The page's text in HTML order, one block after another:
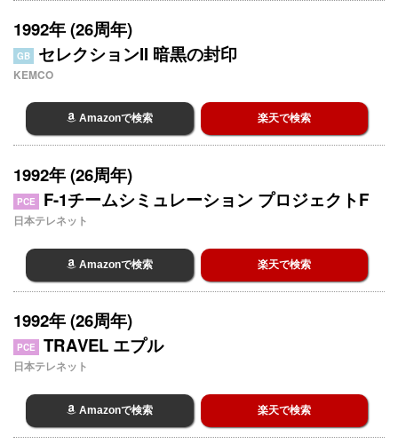
1992年 (26周年)
GB セレクションII 暗黒の封印
KEMCO
Amazonで検索 楽天で検索
1992年 (26周年)
PCE F-1チームシミュレーション プロジェクトF
日本テレネット
Amazonで検索 楽天で検索
1992年 (26周年)
PCE TRAVEL エプル
日本テレネット
Amazonで検索 楽天で検索